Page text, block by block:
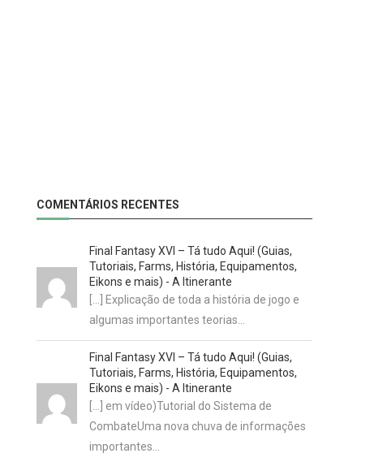
COMENTÁRIOS RECENTES
Final Fantasy XVI – Tá tudo Aqui! (Guias,
Tutoriais, Farms, História, Equipamentos,
Eikons e mais) - A Itinerante
[…] Explicação de toda a história de jogo e
algumas importantes teorias…
Final Fantasy XVI – Tá tudo Aqui! (Guias,
Tutoriais, Farms, História, Equipamentos,
Eikons e mais) - A Itinerante
[…] em vídeo)Tutorial do Sistema de
CombateUma nova chuva de informações
importantes…